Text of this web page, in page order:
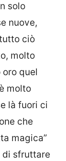
solo
nuove,
ciò
molto
quel
molto
là fuori ci
che
magica”
sfruttare